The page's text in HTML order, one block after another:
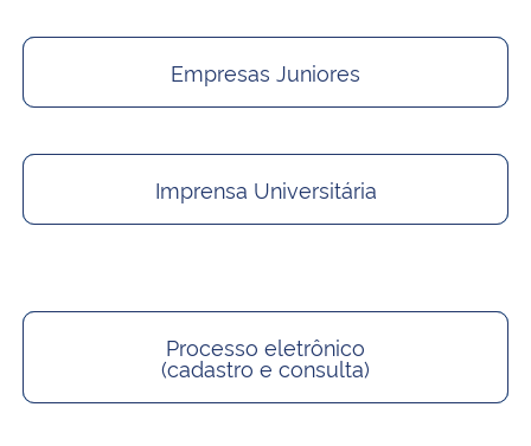
Empresas Juniores
Imprensa Universitária
Processo eletrônico
(cadastro e consulta)